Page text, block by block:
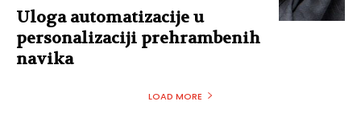
Uloga automatizacije u
personalizaciji prehrambenih
navika
LOAD MORE